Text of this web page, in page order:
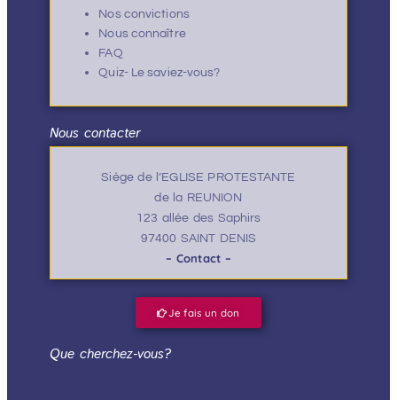
Nos convictions
Nous connaître
FAQ
Quiz- Le saviez-vous?
Nous contacter
Siège de l’EGLISE PROTESTANTE
de la REUNION
123 allée des Saphirs
97400 SAINT DENIS
– Contact –
Je fais un don
Que cherchez-vous?